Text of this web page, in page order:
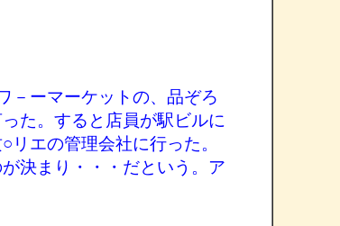
－ーマーケットの、品ぞろ
た。すると店員が駅ビルに
エの管理会社に行った。
決まり・・・だという。ア